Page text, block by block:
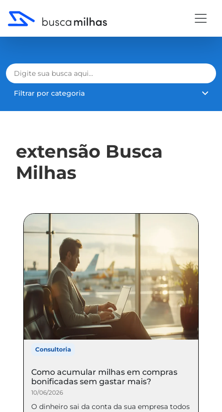
Filtrar por categoria
extensão Busca
Milhas
Consultoria
Como acumular milhas em compras
bonificadas sem gastar mais?
10/06/2026
O dinheiro sai da conta da sua empresa todos